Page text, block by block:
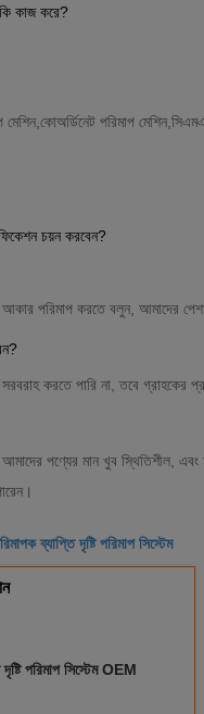
কাজ করে?
পরিমাপ
চয়ন করবেন?
পরিমাপ করতে বলুন, আমাদের
করতে পারি না, তবে গ্রাহকের
পণ্যের মান খুব স্থিতিশীল,
ব্যাপ্তি দৃষ্টি পরিমাপ সিস্টেম
পরিমাপ সিস্টেম OEM